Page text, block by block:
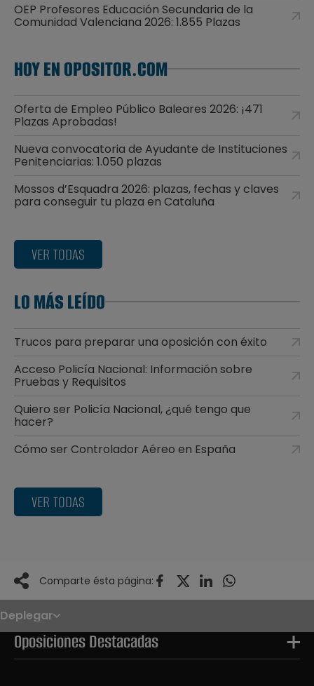
OEP Profesores Educación Secundaria de la
Comunidad Valenciana 2026: 1.855 Plazas
HOY EN OPOSITOR.COM
Oferta de Empleo Público Baleares 2026: ¡471
Plazas Aprobadas!
Nueva convocatoria de Ayudante de Instituciones
Penitenciarias: 1.050 plazas
Mossos d’Esquadra 2026: plazas, fechas y claves
para conseguir tu plaza en Cataluña
VER TODAS
LO MÁS LEÍDO
Trucos para preparar una oposición con éxito
Acceso Policía Nacional: Información sobre
Pruebas y Requisitos
Quiero ser Policía Nacional, ¿qué tengo que
hacer?
Cómo ser Controlador Aéreo en España
VER TODAS
Comparte ésta página:
Deplegar
Noticias
Oposiciones
Convocatorias
Paso paso
Oposiciones Destacadas